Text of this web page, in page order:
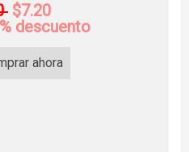
$7.20
descuento
ahora